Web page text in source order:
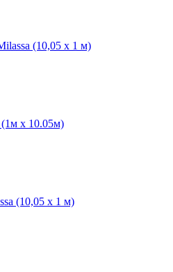
(10,05 х 1 м)
х 10.05м)
(10,05 х 1 м)